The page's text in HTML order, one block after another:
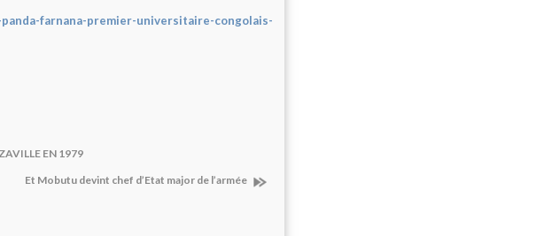
farnana-premier-universitaire-congolais-
EN 1979
Et Mobutu devint chef d’Etat major de l’armée